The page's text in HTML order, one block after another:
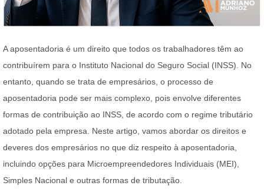
A aposentadoria é um direito que todos os trabalhadores têm ao
contribuírem para o Instituto Nacional do Seguro Social (INSS). No
entanto, quando se trata de empresários, o processo de
aposentadoria pode ser mais complexo, pois envolve diferentes
formas de contribuição ao INSS, de acordo com o regime tributário
adotado pela empresa. Neste artigo, vamos abordar os direitos e
deveres dos empresários no que diz respeito à aposentadoria,
incluindo opções para Microempreendedores Individuais (MEI),
Simples Nacional e outras formas de tributação.